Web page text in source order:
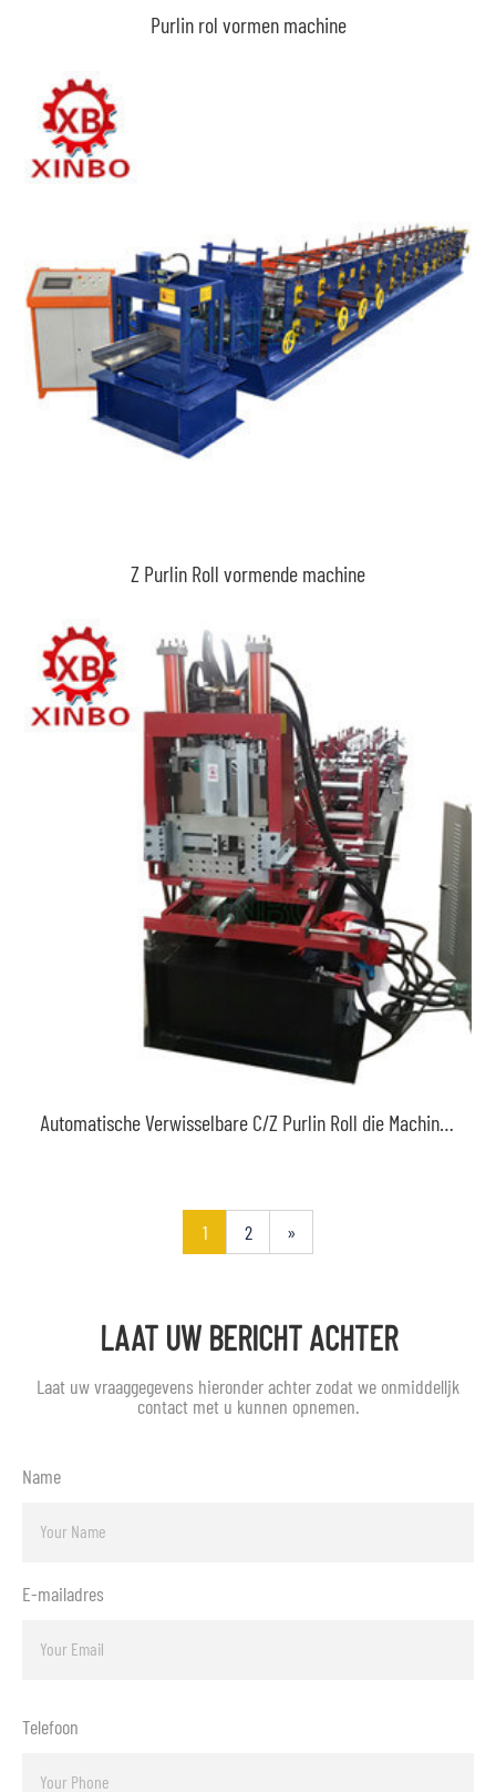
Purlin rol vormen machine
Z Purlin Roll vormende machine
1 2 »
LAAT UW BERICHT ACHTER
Laat uw vraaggegevens hieronder achter zodat we onmiddellijk
contact met u kunnen opnemen.
Name
E-mailadres
Telefoon